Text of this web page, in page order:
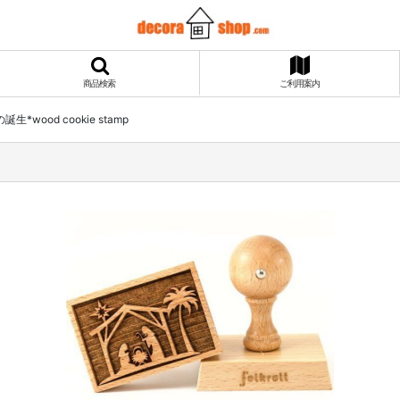
商品検索 ご利用案内
誕生*wood cookie stamp